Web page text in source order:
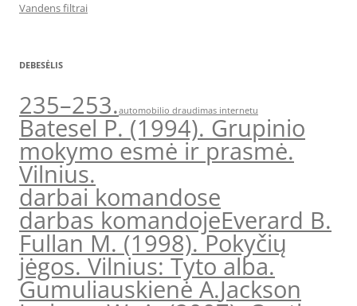
Vandens filtrai
DEBESĖLIS
235–253.automobilio draudimas internetu
Batesel P. (1994). Grupinio
mokymo esmė ir prasmė.
Vilnius.
darbai komandose
darbas komandojeEverard B.
Fullan M. (1998). Pokyčių
jėgos. Vilnius: Tyto alba.
Gumuliauskienė A.Jackson